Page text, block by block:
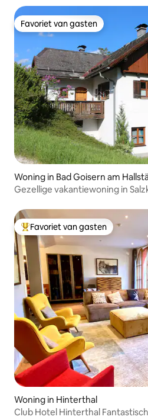
Favoriet van gasten
Favoriet van gasten
Woning in Bad Goisern am
Gezellige vakantiewoning in
Topfavoriet van gasten
Favoriet van gasten
Woning in Hinterthal
Club Hotel Hinterthal